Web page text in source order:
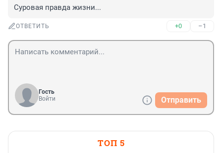
Суровая правда жизни...
ОТВЕТИТЬ +0 –1
Гость
Войти
Отправить
ТОП 5